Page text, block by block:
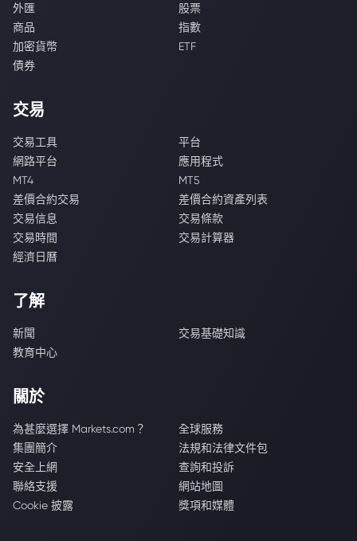
外匯
股票
商品
指數
加密貨幣
ETF
債券
交易
交易工具
平台
網路平台
應用程式
MT4
MT5
差價合約交易
差價合約資產列表
交易信息
交易條款
交易時間
交易計算器
經濟日曆
了解
新聞
交易基礎知識
教育中心
關於
為甚麼選擇 Markets.com？
全球服務
集團簡介
法規和法律文件包
安全上網
查詢和投訴
聯絡支援
網站地圖
Cookie 披露
獎項和媒體